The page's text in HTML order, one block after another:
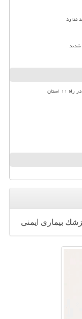
ندارد
بیماری ایمنی